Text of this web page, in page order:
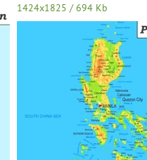
1424x1825 / 694 Kb